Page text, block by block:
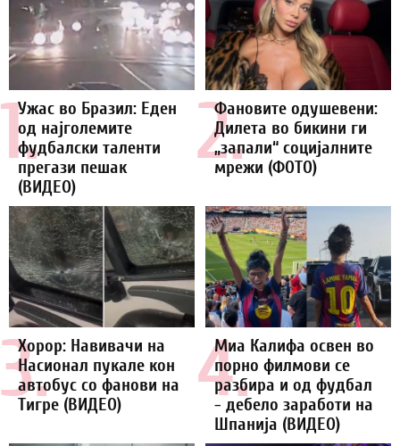
1.
Ужас во Бразил: Еден
од најголемите
фудбалски таленти
прегази пешак
(ВИДЕО)
2.
Фановите одушевени:
Дилета во бикини ги
„запали“ социјалните
мрежи (ФОТО)
3.
Хорор: Навивачи на
Насионал пукале кон
автобус со фанови на
Тигре (ВИДЕО)
4.
Миа Калифа освен во
порно филмови се
разбира и од фудбал
- дебело заработи на
Шпанија (ВИДЕО)